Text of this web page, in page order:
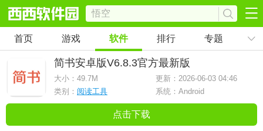
首页 游戏 软件 排行 专题
简书安卓版V6.8.3官方最新版
大小： 49.7M
更新：2026-06-03 04:46
类别： 阅读工具 系统：Android
点击下载